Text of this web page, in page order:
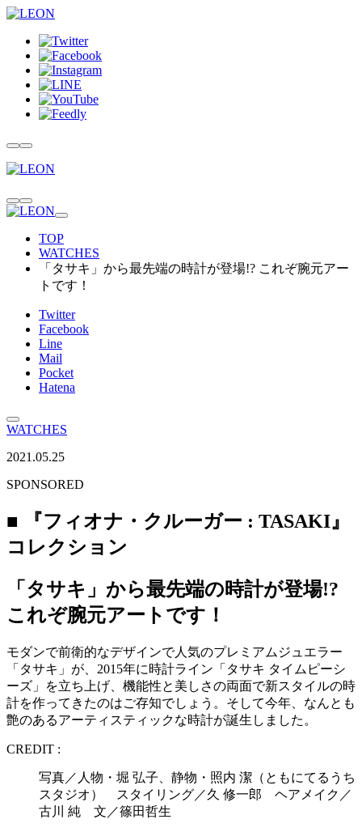
TOP
WATCHES
「タサキ」から最先端の時計が登場!? これぞ腕元アー
トです！
Twitter
Facebook
Line
Mail
Pocket
Hatena
WATCHES
2021.05.25
SPONSORED
■ 『フィオナ・クルーガー : TASAKI』
コレクション
「タサキ」から最先端の時計が登場!?
これぞ腕元アートです！
モダンで前衛的なデザインで人気のプレミアムジュエラー
「タサキ」が、2015年に時計ライン「タサキ タイムピーシ
ーズ」を立ち上げ、機能性と美しさの両面で新スタイルの時
計を作ってきたのはご存知でしょう。そして今年、なんとも
艶のあるアーティスティックな時計が誕生しました。
CREDIT :
写真／人物・堀 弘子、静物・照内 潔（ともにてるうち
スタジオ） スタイリング／久 修一郎 ヘアメイク／
古川 純 文／篠田哲生